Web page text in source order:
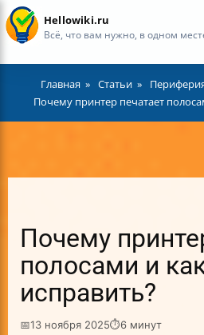
Hellowiki.ru
Всё, что вам нужно, в одном
Главная Статьи
Почему принтер печатает
Почему
полосами и
исправить?
📅13 ноября 2025⏱6 минут